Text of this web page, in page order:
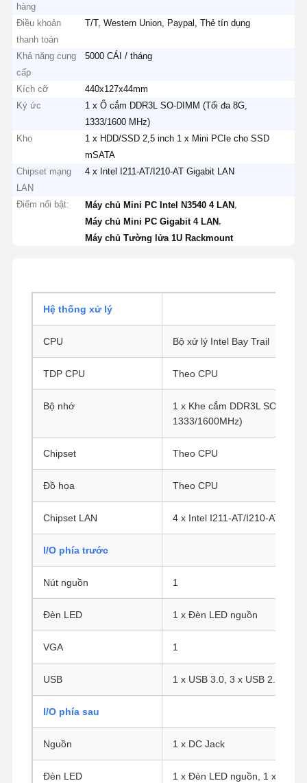
hàng
Điều khoản
thanh toán
T/T, Western Union, Paypal, Thẻ tín dụng
Khả năng cung
cấp
5000 CÁI / tháng
Kích cỡ
440x127x44mm
Ký ức
1 x Ổ cắm DDR3L SO-DIMM (Tối đa 8G,
1333/1600 MHz)
Kho
1 x HDD/SSD 2,5 inch 1 x Mini PCIe cho SSD
mSATA
Chipset mạng
LAN
4 x Intel I211-AT/I210-AT Gigabit LAN
Điểm nổi bật: Máy chủ Mini PC Intel N3540 4 LAN
Máy chủ Mini PC Gigabit 4 LAN
Máy chủ Tường lửa 1U Rackmount
Hệ thống xử lý
CPU Bộ xử lý Intel Bay Trail
TDP CPU Theo CPU
Bộ nhớ
1 x Khe cắm DDR3L SO-
1333/1600MHz)
Chipset Theo CPU
Đồ họa Theo CPU
Chipset LAN 4 x Intel I211-AT/I210-AT
I/O phía trước
Nút nguồn 1
Đèn LED 1 x Đèn LED nguồn
VGA 1
USB 1 x USB 3.0, 3 x USB 2.0
I/O phía sau
Nguồn 1 x DC Jack
Đèn LED 1 x Đèn LED nguồn, 1 x Đèn